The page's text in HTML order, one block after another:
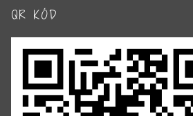
QR KÓD